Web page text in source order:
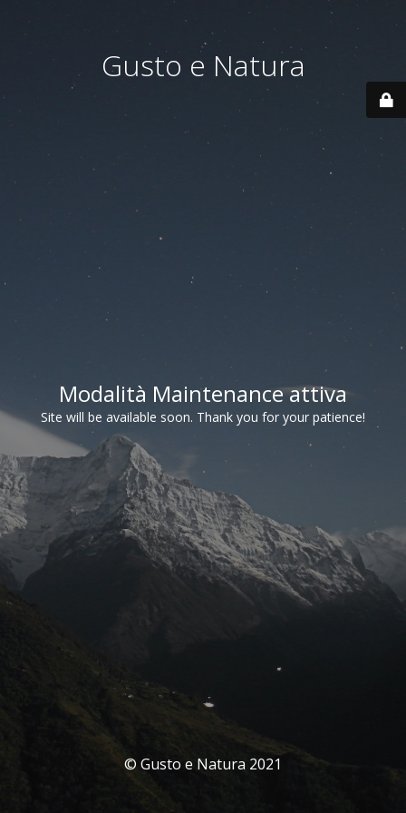
Gusto e Natura
Modalità Maintenance attiva
Site will be available soon. Thank you for your patience!
© Gusto e Natura 2021